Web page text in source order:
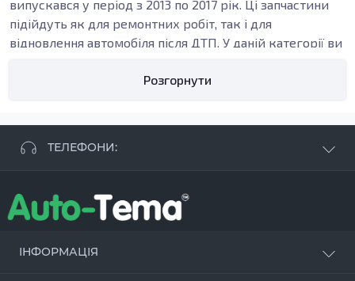
випускався у період з 2013 по 2017 рік. Ці запчастини
підійдуть як для ремонтних робіт, так і для
відновлення автомобіля після ДТП. У даній категорії ви
кузова: від порогів до бамперів.
Кузовні деталі, такі як пороги, підсилювачі, арки та
бампери, грають важливу роль у забезпеченні
захист підлоги автомобіля від вологи та механічних
пошкоджень. Заміна цих елементів важлива у
пошкодження, оскільки це може призвести до
Розгорнути
ТЕЛЕФОНИ:
+38 096 250 84 38
+38 099 657 61 50
ІНФОРМАЦІЯ